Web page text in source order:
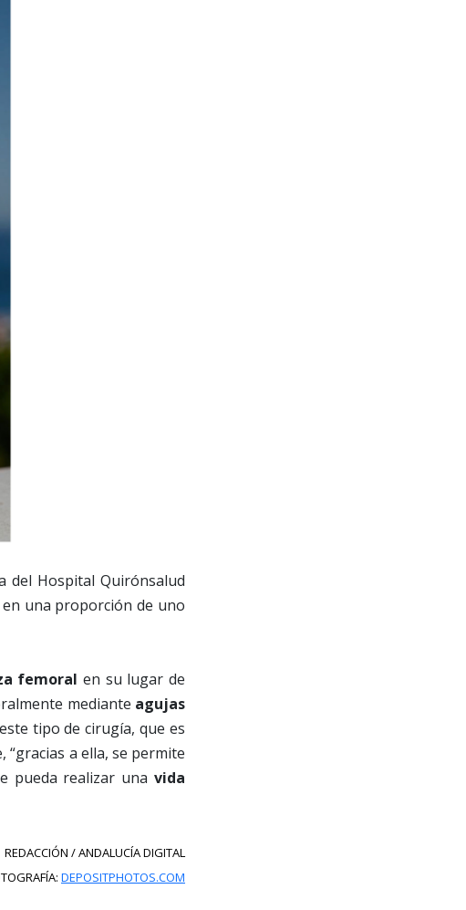
del Hospital Quirónsalud
una proporción de uno
femoral en su lugar de
mediante agujas
tipo de cirugía, que es
a ella, se permite
pueda realizar unavida
REDACCIÓN / ANDALUCÍA DIGITAL
DEPOSITPHOTOS.COM